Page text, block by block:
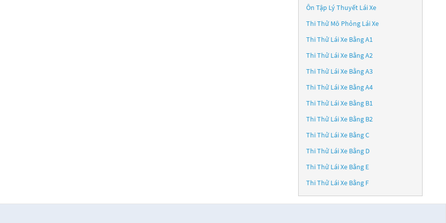
Ôn Tập Lý Thuyết Lái Xe
Thi Thử Mô Phỏng Lái Xe
Thi Thử Lái Xe Bằng A1
Thi Thử Lái Xe Bằng A2
Thi Thử Lái Xe Bằng A3
Thi Thử Lái Xe Bằng A4
Thi Thử Lái Xe Bằng B1
Thi Thử Lái Xe Bằng B2
Thi Thử Lái Xe Bằng C
Thi Thử Lái Xe Bằng D
Thi Thử Lái Xe Bằng E
Thi Thử Lái Xe Bằng F